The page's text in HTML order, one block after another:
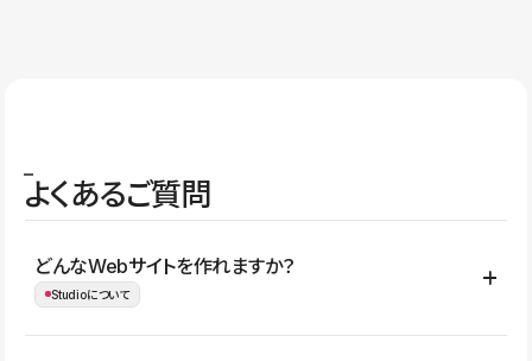
よくあるご質問
どんなWebサイトを作れますか？
Studioについて